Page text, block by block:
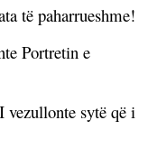
të paharrueshme!
Portretin e
sytë që i